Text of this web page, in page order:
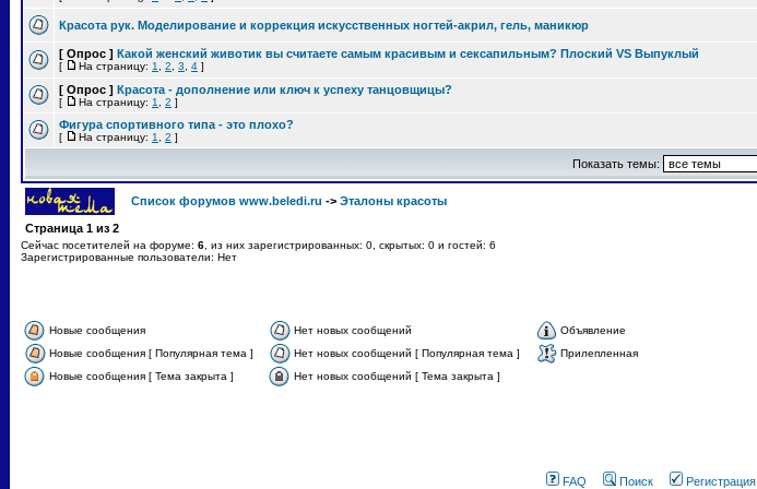
Красота рук. Моделирование и коррекция искусственных ногтей-акрил, гель, маникюр
[ Опрос ] Какой женский животик вы считаете самым красивым и сексапильным? Плоский VS Выпуклый
[ На страницу: 1 2 3 4 ]
[ Опрос ] Красота - дополнение или ключ к успеху танцовщицы?
[ На страницу: 1 2 ]
Фигура спортивного типа - это плохо?
[ На страницу: 1 2 ]
Показать темы:
Список форумов www.beledi.ru -> Эталоны красоты
Страница 1 из 2
Сейчас посетителей на форуме: 6 , из них зарегистрированных: 0, скрытых: 0 и гостей: 6
Зарегистрированные пользователи: Нет
Новые сообщения Нет новых сообщений
Объявление
Новые сообщения [ Популярная тема ]
Нет новых сообщений [ Популярная тема ]
Прилепленная
Новые сообщения [ Тема закрыта ]
Нет новых сообщений [ Тема закрыта ]
FAQ Поиск Регистрация